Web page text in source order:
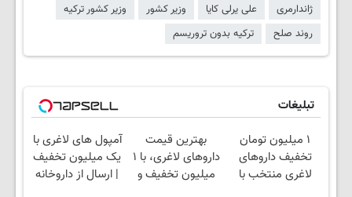
ژاندارمری
علی یرلی کایا وزیر کشور
وزیر کشور ترکیه
روند صلح
ترکیه بدون تروریسم
تبلیغات
۱ میلیون تومان
تخفیف داروهای
لاغری منتخب با
بهترین قیمت
داروهای لاغری، با ۱
میلیون تخفیف و
آمپول های لاغری با
یک میلیون تخفیف
| ارسال از داروخانه